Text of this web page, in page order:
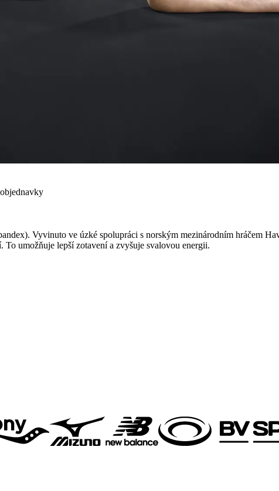
Vyvinuto ve úzké spolupráci s norským mezinárodním hráčem
umožňuje lepší zotavení a zvyšuje svalovou energii.